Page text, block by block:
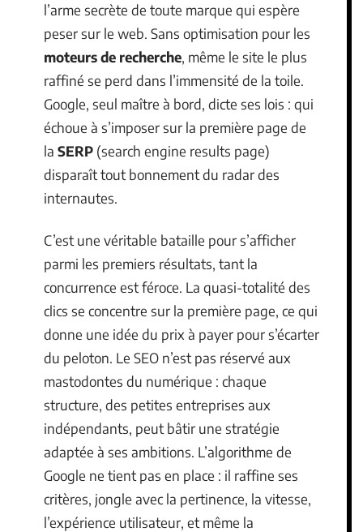
l’arme secrète de toute marque qui espère
peser sur le web. Sans optimisation pour les
moteurs de recherche, même le site le plus
raffiné se perd dans l’immensité de la toile.
Google, seul maître à bord, dicte ses lois : qui
échoue à s’imposer sur la première page de
la SERP (search engine results page)
disparaît tout bonnement du radar des
internautes.
C’est une véritable bataille pour s’afficher
parmi les premiers résultats, tant la
concurrence est féroce. La quasi-totalité des
clics se concentre sur la première page, ce qui
donne une idée du prix à payer pour s’écarter
du peloton. Le SEO n’est pas réservé aux
mastodontes du numérique : chaque
structure, des petites entreprises aux
indépendants, peut bâtir une stratégie
adaptée à ses ambitions. L’algorithme de
Google ne tient pas en place : il raffine ses
critères, jongle avec la pertinence, la vitesse,
l’expérience utilisateur, et même la